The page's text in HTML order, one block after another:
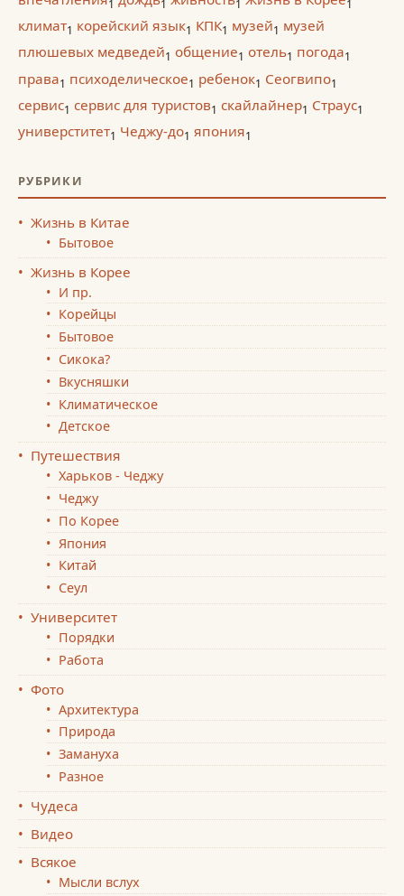
1 1 1 1
климат1 корейский язык1 КПК1 музей1 музей
плюшевых медведей1 общение1 отель1 погода1
права1 психоделическое1 ребенок1 Сеогвипо1
сервис1 сервис для туристов1 скайлайнер1 Страус1
универститет1 Чеджу-до1 япония1
РУБРИКИ
Жизнь в Китае
Бытовое
Жизнь в Корее
И пр.
Корейцы
Бытовое
Сикока?
Вкусняшки
Климатическое
Детское
Путешествия
Харьков - Чеджу
Чеджу
По Корее
Япония
Китай
Сеул
Университет
Порядки
Работа
Фото
Архитектура
Природа
Замануха
Разное
Чудеса
Видео
Всякое
Мысли вслух